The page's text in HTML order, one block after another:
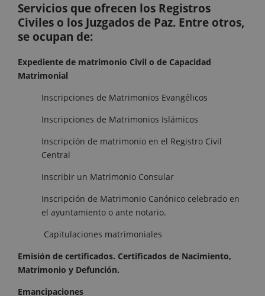
Servicios que ofrecen los Registros
Civiles o los Juzgados de Paz. Entre otros,
se ocupan de:
Expediente de matrimonio Civil o de Capacidad
Matrimonial
Inscripciones de Matrimonios Evangélicos
Inscripciones de Matrimonios Islámicos
Inscripción de matrimonio en el Registro Civil
Central
Inscribir un Matrimonio Consular
Inscripción de Matrimonio Canónico celebrado en
el ayuntamiento o ante notario.
Capitulaciones matrimoniales
Emisión de certificados. Certificados de Nacimiento,
Matrimonio y Defunción.
Emancipaciones